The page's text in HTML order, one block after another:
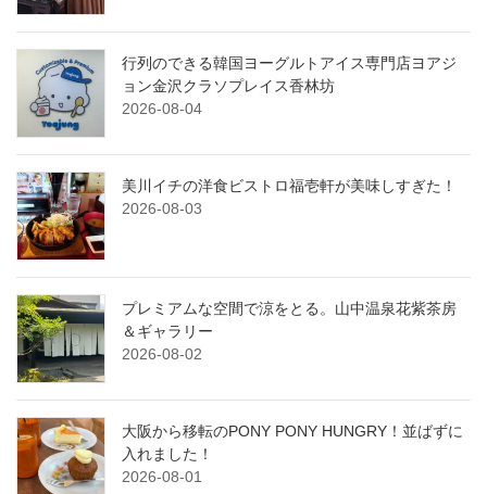
行列のできる韓国ヨーグルトアイス専門店ヨアジ
ョン金沢クラソプレイス香林坊
2026-08-04
美川イチの洋食ビストロ福壱軒が美味しすぎた！
2026-08-03
プレミアムな空間で涼をとる。山中温泉花紫茶房
＆ギャラリー
2026-08-02
大阪から移転のPONY PONY HUNGRY！並ばずに
入れました！
2026-08-01